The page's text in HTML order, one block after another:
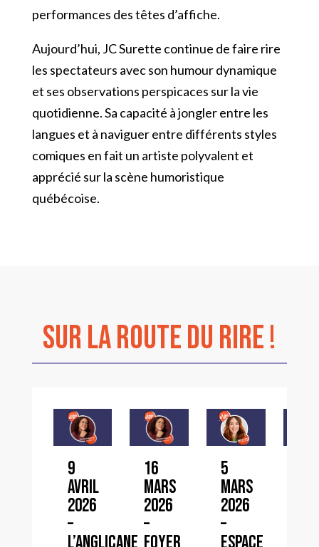
performances des têtes d’affiche.
Aujourd’hui, JC Surette continue de faire rire
les spectateurs avec son humour dynamique
et ses observations perspicaces sur la vie
quotidienne. Sa capacité à jongler entre les
langues et à naviguer entre différents styles
comiques en fait un artiste polyvalent et
apprécié sur la scène humoristique
québécoise.
sur La Route du Rire !
9
avril
2026
–
16
mars
2026
–
5
mars
2026
–